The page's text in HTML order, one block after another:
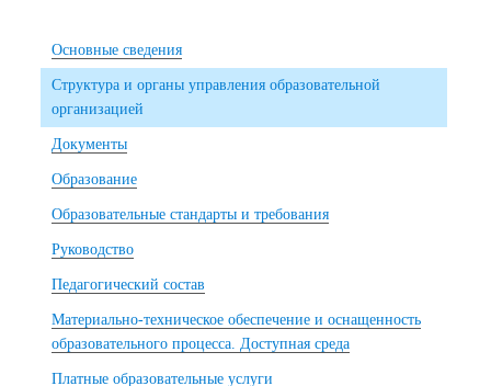
Основные сведения
Структура и органы управления образовательной
организацией
Документы
Образование
Образовательные стандарты и требования
Руководство
Педагогический состав
Материально-техническое обеспечение и оснащенность
образовательного процесса. Доступная среда
Платные образовательные услуги